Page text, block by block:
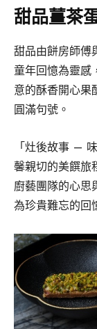
甜品薑茶
甜品由餅房師傅
童年回憶為靈感
意的酥香開心果
圓滿句號。
「灶後故事 —
馨親切的美饌旅
廚藝團隊的心思
為珍貴難忘的回